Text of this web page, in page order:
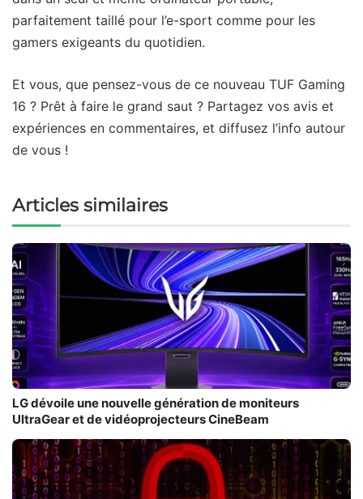
parfaitement taillé pour l’e-sport comme pour les
gamers exigeants du quotidien.
Et vous, que pensez-vous de ce nouveau TUF Gaming
16 ? Prêt à faire le grand saut ? Partagez vos avis et
expériences en commentaires, et diffusez l’info autour
de vous !
Articles similaires
LG dévoile une nouvelle génération de moniteurs
UltraGear et de vidéoprojecteurs CineBeam